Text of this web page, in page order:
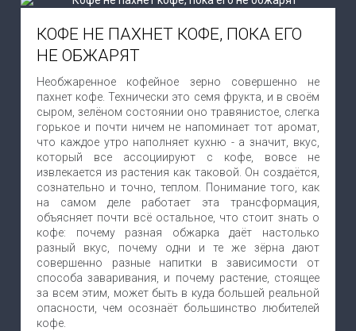
КОФЕ НЕ ПАХНЕТ КОФЕ, ПОКА ЕГО
НЕ ОБЖАРЯТ
Необжаренное кофейное зерно совершенно не
пахнет кофе. Технически это семя фрукта, и в своём
сыром, зелёном состоянии оно травянистое, слегка
горькое и почти ничем не напоминает тот аромат,
что каждое утро наполняет кухню - а значит, вкус,
который все ассоциируют с кофе, вовсе не
извлекается из растения как таковой. Он создаётся,
сознательно и точно, теплом. Понимание того, как
на самом деле работает эта трансформация,
объясняет почти всё остальное, что стоит знать о
кофе: почему разная обжарка даёт настолько
разный вкус, почему одни и те же зёрна дают
совершенно разные напитки в зависимости от
способа заваривания, и почему растение, стоящее
за всем этим, может быть в куда большей реальной
опасности, чем осознаёт большинство любителей
кофе.